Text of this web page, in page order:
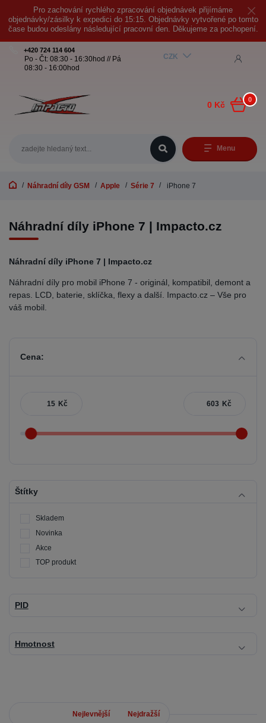
Pro zachování rychlého zpracování objednávek přijímáme
objednávky/zásilky k expedici do 15:15. Objednávky vytvořené po tomto
čase budou odeslány následující pracovní den. Děkujeme za pochopení.
Menu
CZK
+420 724 114 604
Po - Čt: 08:30 - 16:30hod // Pá
08:30 - 16:00hod
0
0 Kč
Náhradní díly GSM Apple Série 7 iPhone 7
Náhradní díly iPhone 7 | Impacto.cz
Náhradní díly iPhone 7 | Impacto.cz
Náhradní díly pro mobil iPhone 7 - originál, kompatibil, demont a
repas. LCD, baterie, sklíčka, flexy a další. Impacto.cz – Vše pro
váš mobil.
Cena:
Kč Kč
Štítky
Skladem
Novinka
Akce
TOP produkt
PID
Hmotnost
Nejlevnější Nejdražší